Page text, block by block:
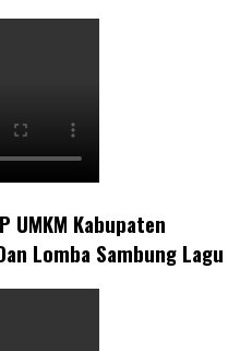
UMKM Kabupaten
Lomba Sambung Lagu